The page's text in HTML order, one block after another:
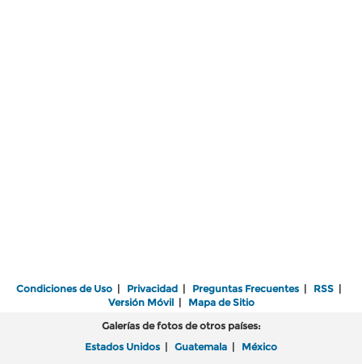
Condiciones de Uso | Privacidad | Preguntas Frecuentes | RSS |
Versión Móvil| Mapa de Sitio
Galerías de fotos de otros países:
Estados Unidos | Guatemala | México